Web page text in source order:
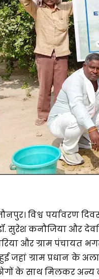
विश्व पर्यावरण
सुरेश कनौजिया और
और ग्राम पंचायत
जहां ग्राम प्रधान के
के साथ मिलकर